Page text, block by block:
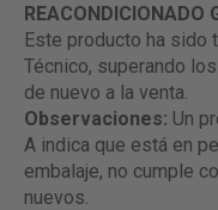
REACONDICIONADO
Este producto ha sido
Técnico, superando
de nuevo a la venta.
Observaciones: Un
A indica que está en
embalaje, no cumple
nuevos.